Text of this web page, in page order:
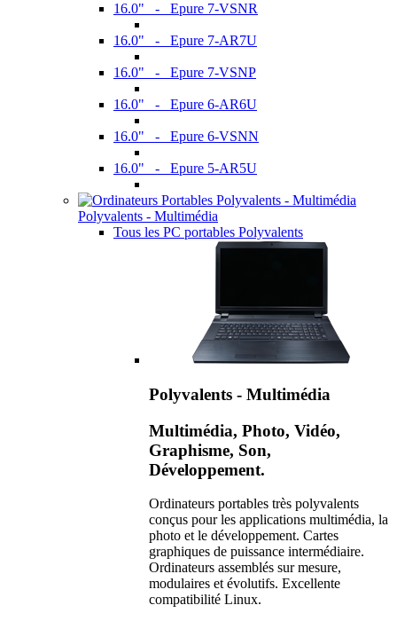
16.0" - Epure 7-VSNR
16.0" - Epure 7-AR7U
16.0" - Epure 7-VSNP
16.0" - Epure 6-AR6U
16.0" - Epure 6-VSNN
16.0" - Epure 5-AR5U
Polyvalents - Multimédia
Tous les PC portables Polyvalents
Polyvalents - Multimédia
Multimédia, Photo, Vidéo,
Graphisme, Son,
Développement.
Ordinateurs portables très polyvalents
conçus pour les applications multimédia, la
photo et le développement. Cartes
graphiques de puissance intermédiaire.
Ordinateurs assemblés sur mesure,
modulaires et évolutifs. Excellente
compatibilité Linux.